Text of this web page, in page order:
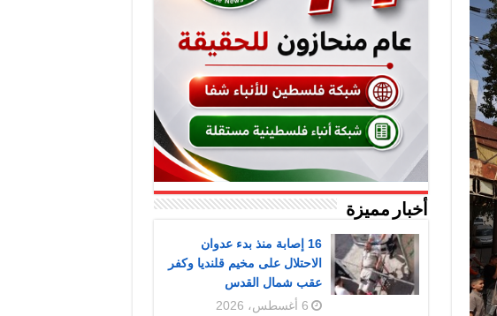
أخبار مميزة
16 إصابة منذ بدء عدوان
الاحتلال على مخيم قلنديا وكفر
عقب شمال القدس
6 أغسطس، 2026